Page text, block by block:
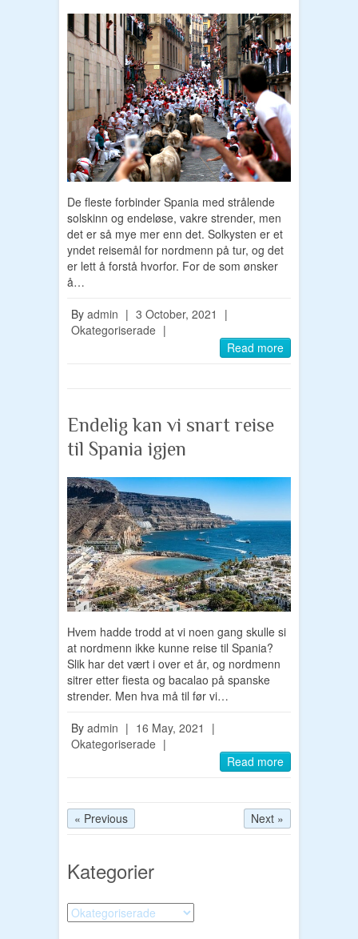
De fleste forbinder Spania med strålende
solskinn og endeløse, vakre strender, men
det er så mye mer enn det. Solkysten er et
yndet reisemål for nordmenn på tur, og det
er lett å forstå hvorfor. For de som ønsker
å…
By admin | 3 October, 2021
|
Okategoriserade |
Read more
Endelig kan vi snart reise
til Spania igjen
Hvem hadde trodd at vi noen gang skulle si
at nordmenn ikke kunne reise til Spania?
Slik har det vært i over et år, og nordmenn
sitrer etter fiesta og bacalao på spanske
strender. Men hva må til før vi…
By admin | 16 May, 2021
|
Okategoriserade |
Read more
« Previous Next »
Kategorier
Kategorier